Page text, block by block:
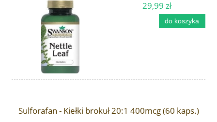
29,99 zł
do koszyka
Sulforafan - Kiełki brokuł 20:1 400mcg (60 kaps.)